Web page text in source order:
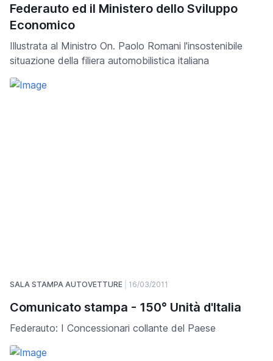
Federauto ed il Ministero dello Sviluppo
Economico
Illustrata al Ministro On. Paolo Romani l'insostenibile
situazione della filiera automobilistica italiana
SALA STAMPA AUTOVETTURE 16/03/2011
Comunicato stampa - 150° Unità d'Italia
Federauto: I Concessionari collante del Paese